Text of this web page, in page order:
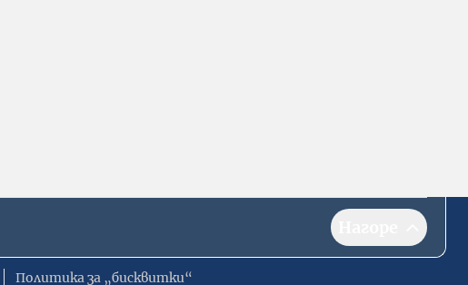
Политика за „бисквитки“